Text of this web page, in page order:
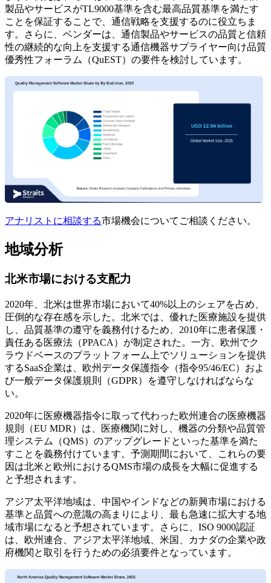
製品やサービスがTL9000基準を含む最高品質基準を満たす
ことを保証することで、通信戦略を支援するのに役立ちま
す。さらに、ベンダーは、通信製品やサービスの品質と信頼
性の継続的な向上を支援する通信機器サプライヤー向け品質
優秀性フォーラム（QuEST）の要件を検討しています。
アナリストに相談する市場機会についてご相談ください。
地域分析
北米市場における支配力
2020年、北米は世界市場において40%以上のシェアを占め、
圧倒的な存在感を示した。北米では、優れた医療施設を提供
し、品質基準の遵守を義務付けるため、2010年に患者保護・
責任ある医療法（PPACA）が制定された。一方、欧州でク
ラウドベースのプラットフォーム上でソリューションを提供
するSaaS企業は、欧州データ保護指令（指令95/46/EC）およ
び一般データ保護規則（GDPR）を遵守しなければならな
い。
2020年に医療機器指令に取って代わった欧州連合の医療機器
規則（EU MDR）は、医療機関に対し、機器の分類や品質管
理システム（QMS）のアップグレードといった基準を満た
すことを義務付けています。予測期間において、これらの要
因は北米と欧州におけるQMS市場の成長を大幅に促進する
と予想されます。
アジア太平洋地域は、中国やインドなどの新興市場における
基準と品質への意識の高まりにより、最も急速に拡大する地
域市場になると予想されています。さらに、ISO 9000認証
は、欧州連合、アジア太平洋地域、米国、カナダの企業や政
府機関と取引を行うための必須要件となっています。